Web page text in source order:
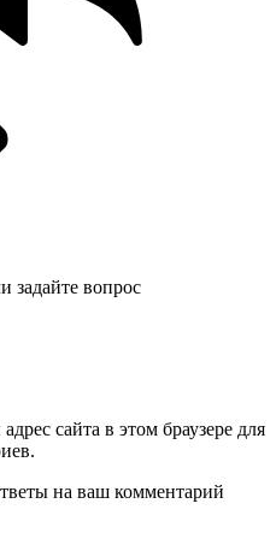
задайте вопрос
сайта в этом браузере для
на ваш комментарий